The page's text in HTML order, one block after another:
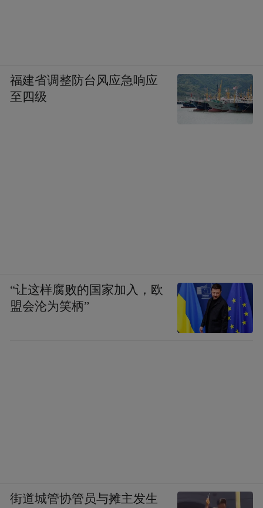
福建省调整防台风应急响应
至四级
“让这样腐败的国家加入，欧
盟会沦为笑柄”
街道城管协管员与摊主发生